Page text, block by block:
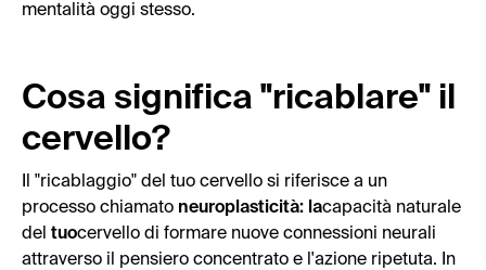
mentalità oggi stesso.
Cosa significa "ricablare" il
cervello?
Il "ricablaggio" del tuo cervello si riferisce a un
processo chiamato neuroplasticità: lacapacità naturale
del tuocervello di formare nuove connessioni neurali
attraverso il pensiero concentrato e l'azione ripetuta. In